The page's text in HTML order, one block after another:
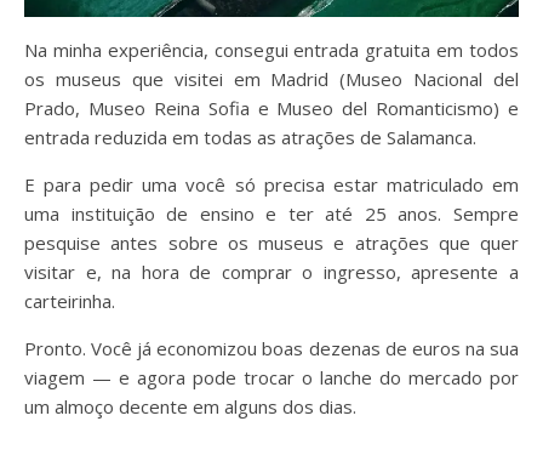
Na minha experiência, consegui entrada gratuita em todos
os museus que visitei em Madrid (Museo Nacional del
Prado, Museo Reina Sofia e Museo del Romanticismo) e
entrada reduzida em todas as atrações de Salamanca.
E para pedir uma você só precisa estar matriculado em
uma instituição de ensino e ter até 25 anos. Sempre
pesquise antes sobre os museus e atrações que quer
visitar e, na hora de comprar o ingresso, apresente a
carteirinha.
Pronto. Você já economizou boas dezenas de euros na sua
viagem — e agora pode trocar o lanche do mercado por
um almoço decente em alguns dos dias.